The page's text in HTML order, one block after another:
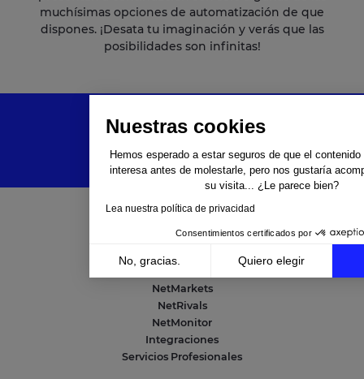
Nuestras cookies
Hemos esperado a estar seguros de que el
interesa antes de molestarle, pero nos gustaría
su visita... ¿Le parece bien?
Lea nuestra política de privacidad
Consentimientos certificados por
No, gracias.
Quiero elegir
Axeptio consent
Plataforma de Gestión de Consentimiento:
Nuestra plataforma te permite personalizar y
muchísimas opciones de automatización de que
dispones. ¡Desata tu imaginación y verás que las
posibilidades son infinitas!
Soluciones
NetMarkets
NetRivals
NetMonitor
Integraciones
Servicios Profesionales